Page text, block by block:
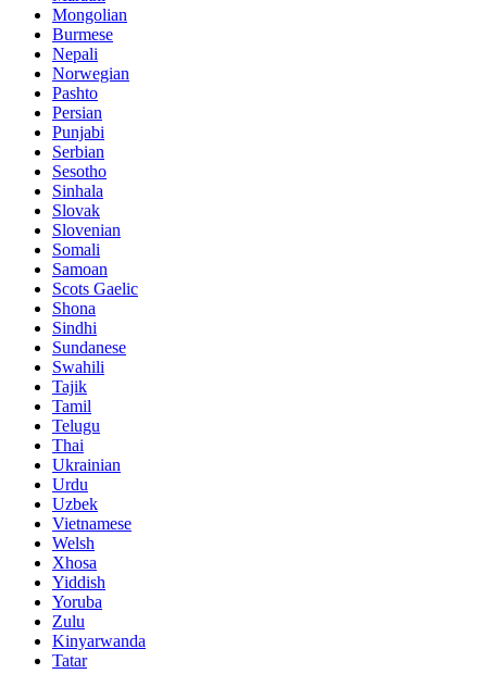
Mongolian
Burmese
Nepali
Norwegian
Pashto
Persian
Punjabi
Serbian
Sesotho
Sinhala
Slovak
Slovenian
Somali
Samoan
Scots Gaelic
Shona
Sindhi
Sundanese
Swahili
Tajik
Tamil
Telugu
Thai
Ukrainian
Urdu
Uzbek
Vietnamese
Welsh
Xhosa
Yiddish
Yoruba
Zulu
Kinyarwanda
Tatar